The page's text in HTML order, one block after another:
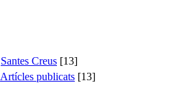
Santes Creus [13]
Artícles publicats [13]